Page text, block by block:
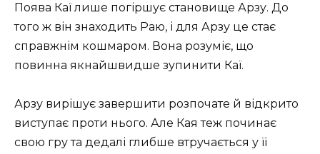
Поява Каї лише погіршує становище Арзу. До
того ж він знаходить Раю, і для Арзу це стає
справжнім кошмаром. Вона розуміє, що
повинна якнайшвидше зупинити Каї.
Арзу вирішує завершити розпочате й відкрито
виступає проти нього. Але Кая теж починає
свою гру та дедалі глибше втручається у її